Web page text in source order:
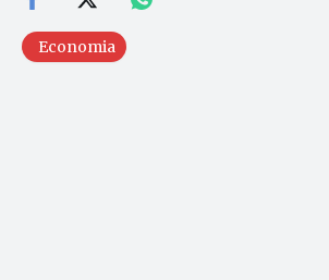
Economia